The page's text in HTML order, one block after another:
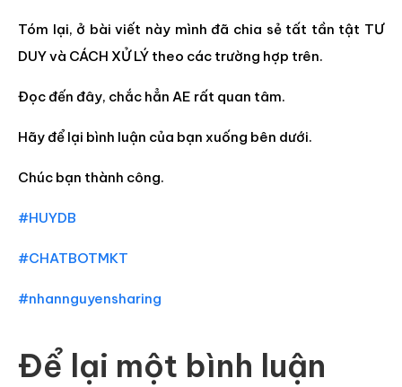
Tóm lại, ở bài viết này mình đã chia sẻ tất tần tật TƯ
DUY và CÁCH XỬ LÝ theo các trường hợp trên.
Đọc đến đây, chắc hẳn AE rất quan tâm.
Hãy để lại bình luận của bạn xuống bên dưới.
Chúc bạn thành công.
#HUYDB
#CHATBOTMKT
#nhannguyensharing
Để lại một bình luận